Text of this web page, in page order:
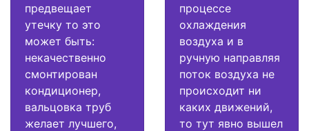
предвещает
утечку то это
может быть:
некачественно
смонтирован
кондиционер,
вальцовка труб
желает лучшего,
процессе
охлаждения
воздуха и в
ручную направляя
поток воздуха не
происходит ни
каких движений,
то тут явно вышел